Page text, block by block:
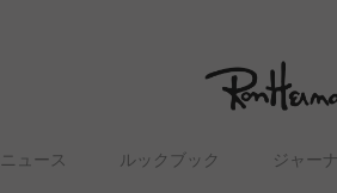
ニュース ルックブック ジャー